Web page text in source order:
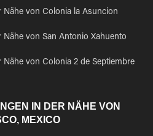
von Colonia la Asuncion
von San Antonio Xahuento
von Colonia 2 de Septiembre
IN DER NÄHE VON
MEXICO